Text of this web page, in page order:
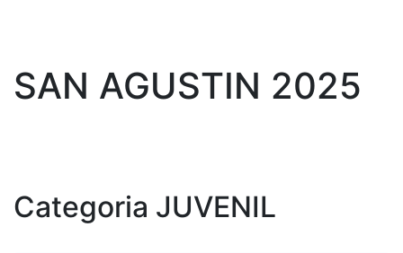
SAN AGUSTIN 2025
Categoria JUVENIL